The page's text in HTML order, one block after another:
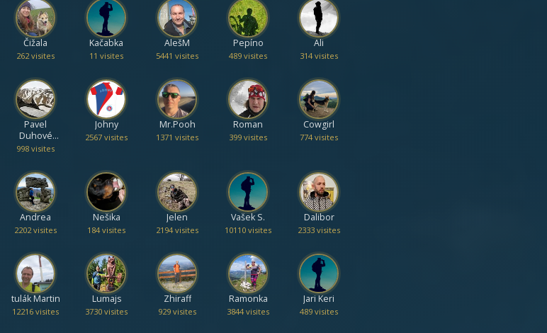
Čižala
262 visites
Kačabka
11 visites
AlešM
5441 visites
Pepíno
489 visites
Ali
314 visites
Pavel
Duhové
hory
998 visites
Johny
2567 visites
Mr.Pooh
1371 visites
Roman
399 visites
Cowgirl
774 visites
Andrea
2202 visites
Nešika
184 visites
Jelen
2194 visites
Vašek S.
10110 visites
Dalibor
2333 visites
tulák Martin
12216 visites
Lumajs
3730 visites
Zhiraff
929 visites
Ramonka
3844 visites
Jari Keri
489 visites